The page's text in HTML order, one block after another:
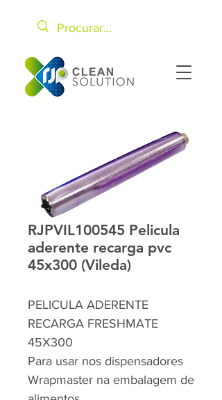
RJPVIL100545 Pelicula
aderente recarga pvc
45x300 (Vileda)
PELICULA ADERENTE
RECARGA FRESHMATE
45X300
Para usar nos dispensadores
Wrapmaster na embalagem de